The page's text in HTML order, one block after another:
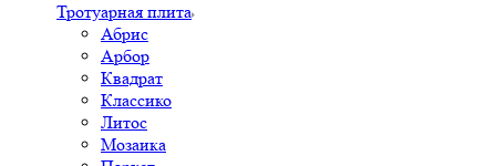
Тротуарная плита
Абрис
Арбор
Квадрат
Классико
Литос
Мозаика